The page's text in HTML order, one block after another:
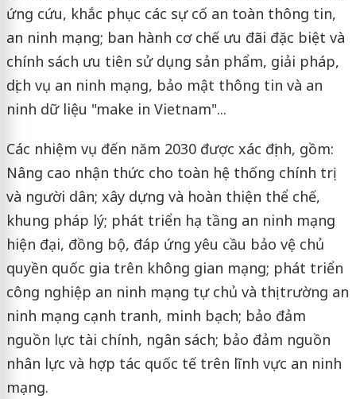
ứng cứu, khắc phục các sự cố an toàn thông tin,
an ninh mạng; ban hành cơ chế ưu đãi đặc biệt và
chính sách ưu tiên sử dụng sản phẩm, giải pháp,
dịch vụ an ninh mạng, bảo mật thông tin và an
ninh dữ liệu "make in Vietnam"...
Các nhiệm vụ đến năm 2030 được xác định, gồm:
Nâng cao nhận thức cho toàn hệ thống chính trị
và người dân; xây dựng và hoàn thiện thể chế,
khung pháp lý; phát triển hạ tầng an ninh mạng
hiện đại, đồng bộ, đáp ứng yêu cầu bảo vệ chủ
quyền quốc gia trên không gian mạng; phát triển
công nghiệp an ninh mạng tự chủ và thị trường an
ninh mạng cạnh tranh, minh bạch; bảo đảm
nguồn lực tài chính, ngân sách; bảo đảm nguồn
nhân lực và hợp tác quốc tế trên lĩnh vực an ninh
mạng.